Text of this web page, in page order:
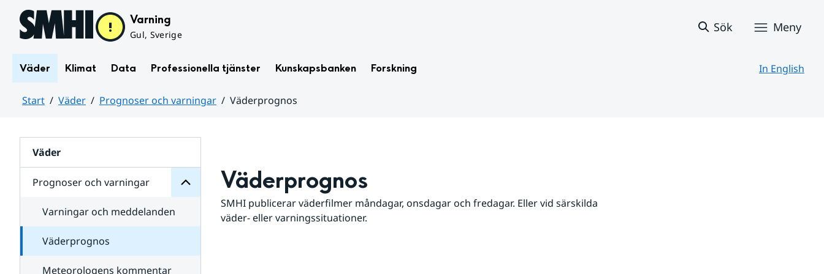
Hoppa till sidans innehåll Varning
Gul, Sverige
Sök Meny
Väder Klimat Data Professionella tjänster Kunskapsbanken Forskning In English
Start Väder Prognoser och varningar
Väderprognos
Väder
Prognoser och varningar
för
varningar
Varningar och meddelanden
Väderprognos
Meteorologens kommentar
Väderprognos
SMHI publicerar väderfilmer måndagar, onsdagar och fredagar. Eller vid särskilda
väder- eller varningssituationer.